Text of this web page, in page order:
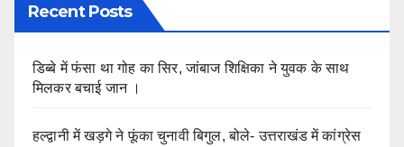
Recent Posts
डिब्बे में फंसा था गोह का सिर, जांबाज शिक्षिका ने युवक के साथ
मिलकर बचाई जान ।
हल्द्वानी में खड़गे ने फूंका चुनावी बिगुल, बोले- उत्तराखंड में कांग्रेस